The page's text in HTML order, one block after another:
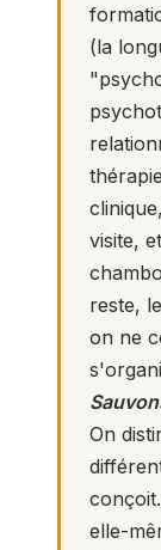
(la
visite,
reste,
on ne
On
elle-